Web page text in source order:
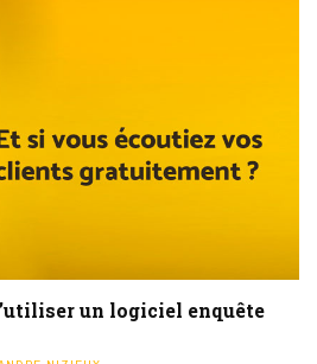
un logiciel enquête